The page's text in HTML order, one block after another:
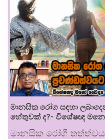
මානසික රෝග සඳහා
හේතුවක් ද?- විශේෂඥ
මානසික රෝගී